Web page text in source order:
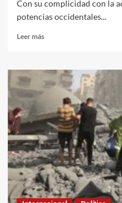
Con su complicidad con la
potencias occidentales...
Leer másLeer
Planeta
Gaza